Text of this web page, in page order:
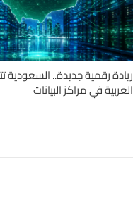
ريادة رقمية جديدة.. السعودية
العربية في مراكز البيانات